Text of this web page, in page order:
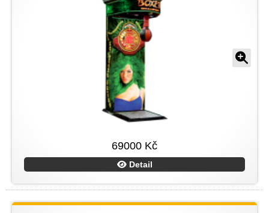
69000 Kč
Detail